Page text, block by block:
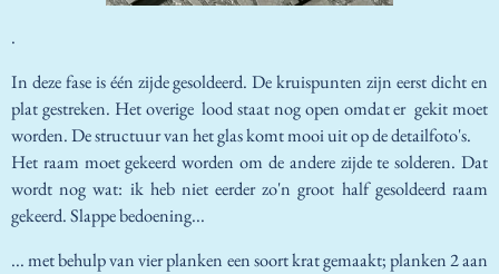
.
In deze fase is één zijde gesoldeerd. De kruispunten zijn eerst dicht en
plat gestreken. Het overige lood staat nog open omdat er gekit moet
worden. De structuur van het glas komt mooi uit op de detailfoto's.
Het raam moet gekeerd worden om de andere zijde te solderen. Dat
wordt nog wat: ik heb niet eerder zo'n groot half gesoldeerd raam
gekeerd. Slappe bedoening...
... met behulp van vier planken een soort krat gemaakt; planken 2 aan